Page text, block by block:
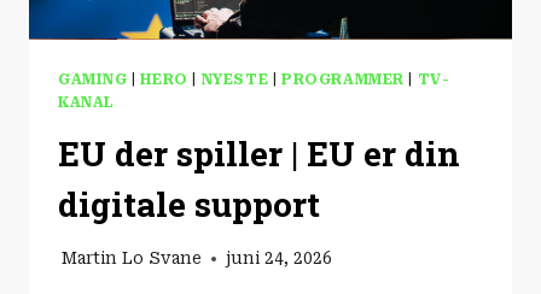
GAMING |HERO NYESTE PROGRAMMER
TV-
KANAL
EU der spiller | EU er din
digitale support
Martin Lo Svane juni 24, 2026